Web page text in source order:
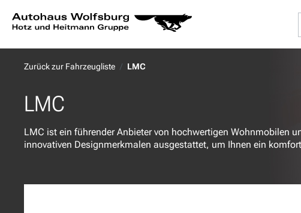
Zur Hauptnavigation springen
Zurück zur Fahrzeugliste LMC
LMC
LMC ist ein führender Anbieter von hochwertigen Wohnmobilen
innovativen Designmerkmalen ausgestattet, um Ihnen ein